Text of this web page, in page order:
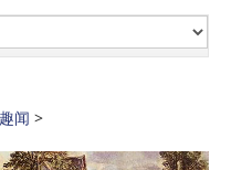
闻 >